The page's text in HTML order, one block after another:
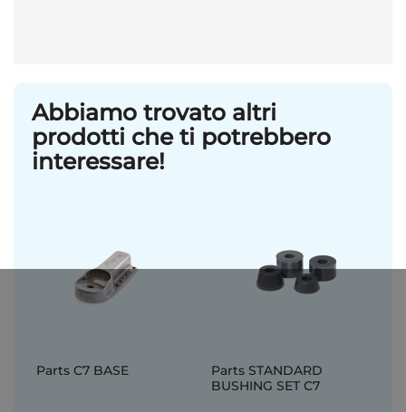
Abbiamo trovato altri
prodotti che ti potrebbero
interessare!
Parts C7 BASE
Parts STANDARD
BUSHING SET C7